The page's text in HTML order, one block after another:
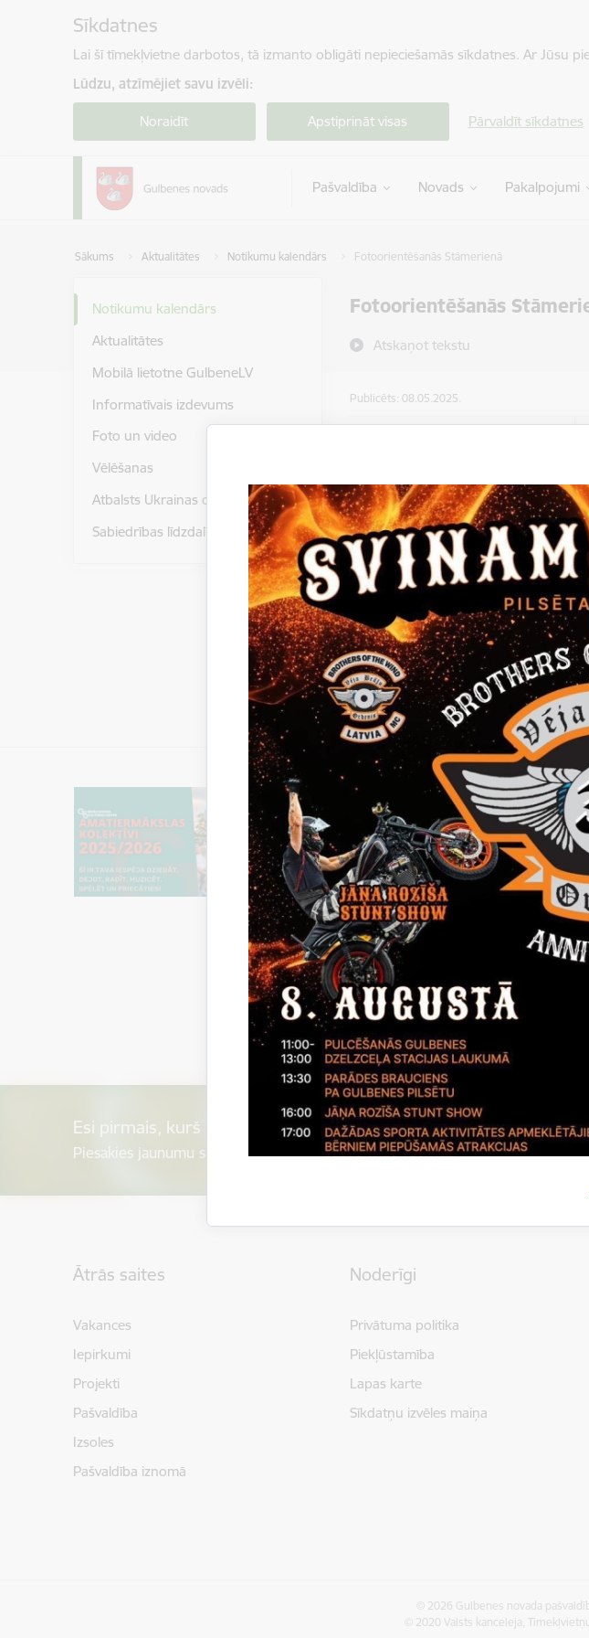
Sīkdatnes
Lai šī tīmekļvietne darbotos, tā izmanto obligāti nepieciešamās sīkdatnes. Ar Jūsu
Lūdzu, atzīmējiet savu izvēli:
Noraidīt Apstiprināt visas Pārvaldīt sīkdatnes
Pašvaldība Novads Pakalpojumi
Sākums Aktualitātes Notikumu kalendārs Fotoorientēšanās Stāmerienā
Fotoorientēšanās
Atskaņot tekstu
Notikumu kalendārs
Aktualitātes
Mobilā lietotne GulbeneLV
Informatīvais izdevums
Foto un video
Vēlēšanas
Atbalsts Ukrainas civiliedzīvotājiem
Sabiedrības līdzdalība
Publicēts: 08.05.2025.
Pievienot kalendāram
17. maijā 11.00 Stāmerienas tautas
Saistītas tēmas
Notikumi: Kultūra
Vai šī
Esi pirmais, kurš uzzina!
Piesakies jaunumu saņemšanai savā e-pastā.
Ātrās saites
Vakances
Iepirkumi
Projekti
Pašvaldība
Izsoles
Pašvaldība iznomā
Noderīgi
Privātuma politika
Piekļūstamība
Lapas karte
Sīkdatņu izvēles maiņa
© 2026 Gulbenes novada
© 2020 Valsts kanceleja,